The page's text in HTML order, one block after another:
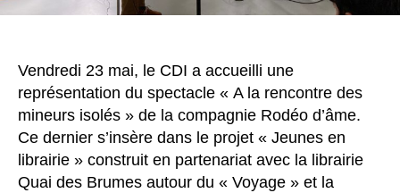
Vendredi 23 mai, le CDI a accueilli une
représentation du spectacle « A la rencontre des
mineurs isolés » de la compagnie Rodéo d’âme.
Ce dernier s’insère dans le projet « Jeunes en
librairie » construit en partenariat avec la librairie
Quai des Brumes autour du « Voyage » et la